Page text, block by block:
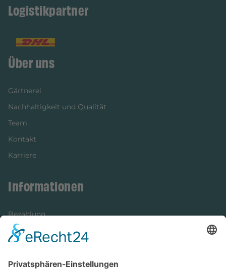
Logistikpartner
Über uns
Gärtnerei
Nachhaltigkeit und Qualität
Team
Kontakt
Karriere
Informationen
Bezahlung
Newsletter
Versandinformationen